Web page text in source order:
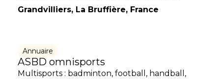
Grandvilliers, La Bruffière, France
Annuaire
ASBD omnisports
Multisports : badminton, football, handball,